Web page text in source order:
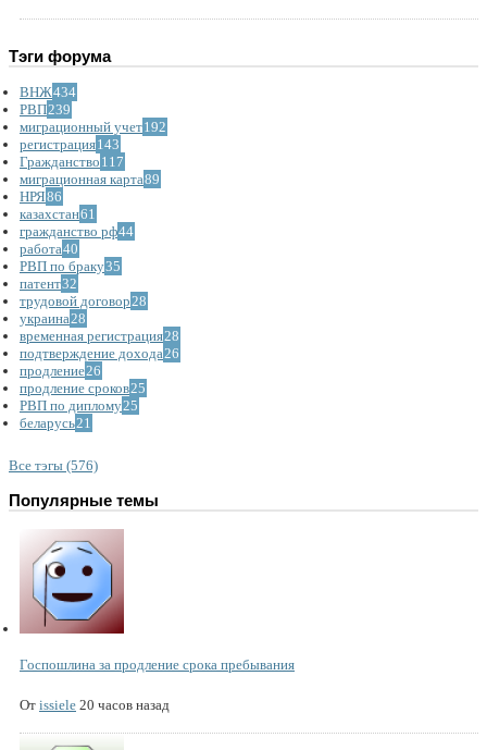
Тэги форума
ВНЖ434
РВП239
миграционный учет192
регистрация143
Гражданство 117
миграционная карта89
НРЯ86
казахстан61
гражданство рф44
работа40
РВП по браку35
патент32
трудовой договор28
украина28
временная регистрация28
подтверждение дохода26
продление26
продление сроков25
РВП по диплому25
беларусь21
Все тэгы (576)
Популярные темы
Госпошлина за продление срока пребывания
От issiele 20 часов назад